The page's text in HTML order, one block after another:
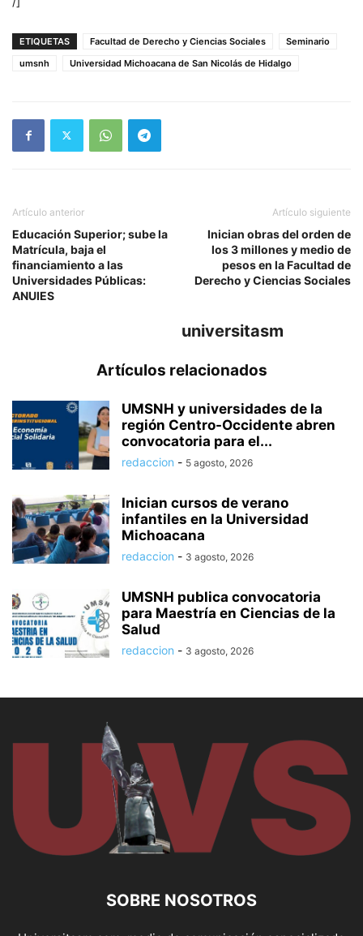
ETIQUETAS Facultad de Derecho y Ciencias Sociales
Seminario
umsnh
Universidad Michoacana de San Nicolás de Hidalgo
Artículo anterior
Educación Superior; sube la
Matrícula, baja el
financiamiento a las
Universidades Públicas:
ANUIES
Artículo siguiente
Inician obras del orden de
los 3 millones y medio de
pesos en la Facultad de
Derecho y Ciencias Sociales
universitasm
Artículos relacionados
UMSNH y universidades de la
región Centro-Occidente abren
convocatoria para el...
redaccion - 5 agosto, 2026
Inician cursos de verano
infantiles en la Universidad
Michoacana
redaccion - 3 agosto, 2026
UMSNH publica convocatoria
para Maestría en Ciencias de la
Salud
redaccion - 3 agosto, 2026
SOBRE NOSOTROS